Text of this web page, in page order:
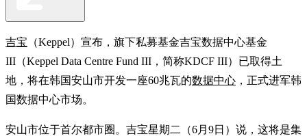
吉宝 （Keppel）宣布，旗下私募基金吉宝数据中心基金
III（Keppel Data Centre Fund III，简称KDCF III）已取得土
地，将在韩国安山市开发一座60兆瓦的数据中心 ，正式进军韩
国数据中心市场。
安山市位于首尔都市圈。吉宝星期二（6月9日）说，这将是集